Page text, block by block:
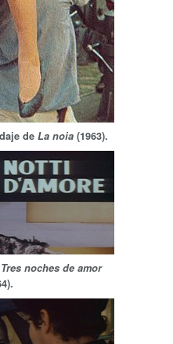
de La noia (1963).
Tres noches de amor